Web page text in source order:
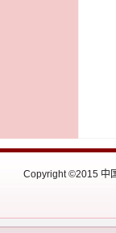
Copyright ©2015 中